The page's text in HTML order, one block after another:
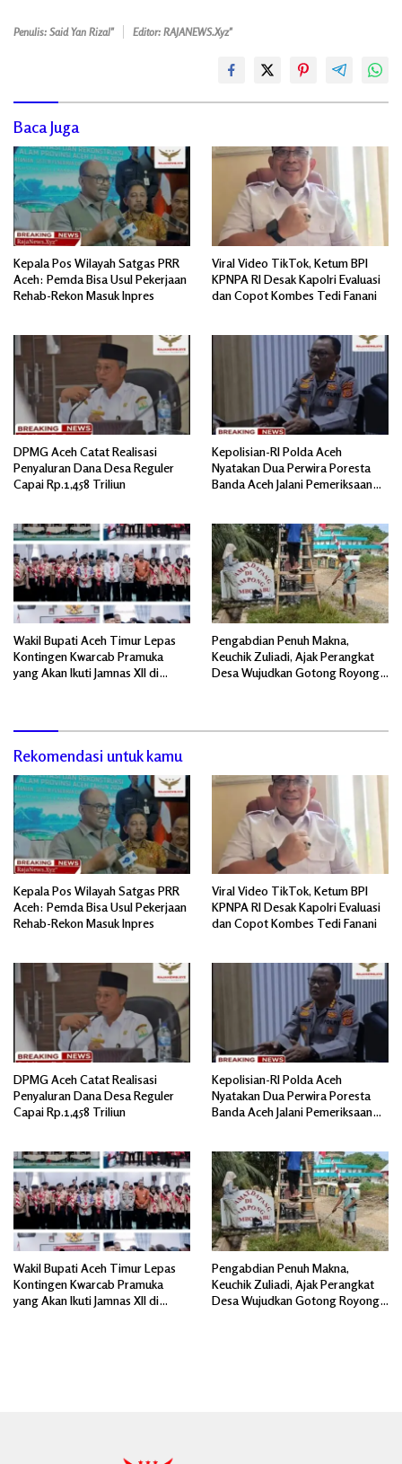
Penulis: Said Yan Rizal" Editor: RAJANEWS.Xyz"
Baca Juga
Kepala Pos Wilayah Satgas PRR
Aceh: Pemda Bisa Usul Pekerjaan
Rehab-Rekon Masuk Inpres
Viral Video TikTok, Ketum BPI
KPNPA RI Desak Kapolri Evaluasi
dan Copot Kombes Tedi Fanani
DPMG Aceh Catat Realisasi
Penyaluran Dana Desa Reguler
Capai Rp.1,458 Triliun
Kepolisian-RI Polda Aceh
Nyatakan Dua Perwira Poresta
Banda Aceh Jalani Pemeriksaan
Wakil Bupati Aceh Timur Lepas
Kontingen Kwarcab Pramuka
yang Akan Ikuti Jamnas XII di
Pengabdian Penuh Makna,
Keuchik Zuliadi, Ajak Perangkat
Desa Wujudkan Gotong Royong,
Rekomendasi untuk kamu
Kepala Pos Wilayah Satgas PRR
Aceh: Pemda Bisa Usul Pekerjaan
Rehab-Rekon Masuk Inpres
Viral Video TikTok, Ketum BPI
KPNPA RI Desak Kapolri Evaluasi
dan Copot Kombes Tedi Fanani
DPMG Aceh Catat Realisasi
Penyaluran Dana Desa Reguler
Capai Rp.1,458 Triliun
Kepolisian-RI Polda Aceh
Nyatakan Dua Perwira Poresta
Banda Aceh Jalani Pemeriksaan
Wakil Bupati Aceh Timur Lepas
Kontingen Kwarcab Pramuka
yang Akan Ikuti Jamnas XII di
Pengabdian Penuh Makna,
Keuchik Zuliadi, Ajak Perangkat
Desa Wujudkan Gotong Royong,